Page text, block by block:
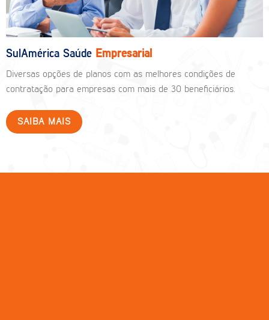
SulAmérica Saúde Empresarial
Diversas opções de planos com as melhores condições de
contratação para empresas com mais de 30 beneficiários.
SAIBA MAIS